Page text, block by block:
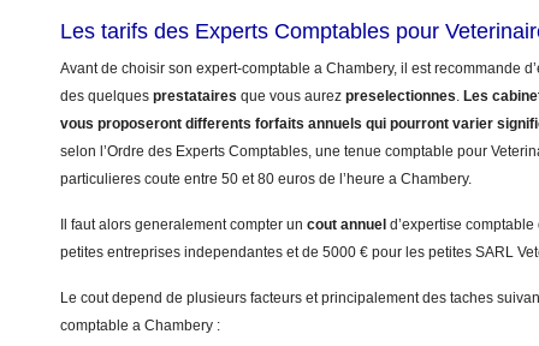
Les tarifs des Experts Comptables pour
Avant de choisir son expert-comptable a Chambery, il est recommande
des quelques prestataires que vous aurez preselectionnes. Les
vous proposeront differents forfaits annuels qui pourront varier
selon l’Ordre des Experts Comptables, une tenue comptable pour
particulieres coute entre 50 et 80 euros de l’heure a Chambery.
Il faut alors generalement compter un cout annuel d’expertise
petites entreprises independantes et de 5000 € pour les petites SARL
Le cout depend de plusieurs facteurs et principalement des taches
comptable a Chambery :